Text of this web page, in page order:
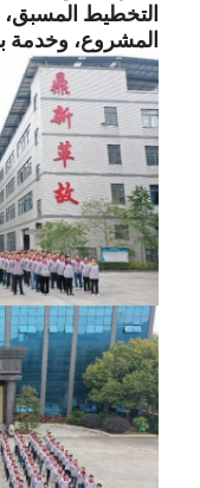
أثاث الفندق
أثاث الفيلا
أثاث الشقق
أثاث النادي التجاري
أثاث غرفة الطعام
أثاث المكاتب
أثاث ثابت
الأثاث المنجد
التخطيط المسبق،
المشروع، وخدمة